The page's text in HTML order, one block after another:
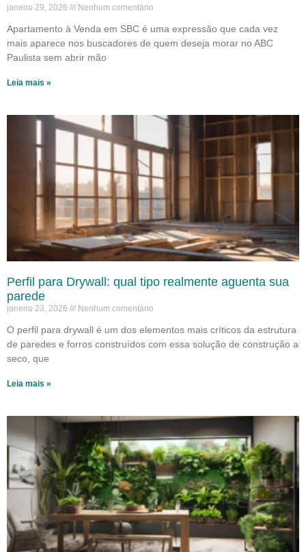
janeiro 29, 2026 Nenhum comentário
Apartamento à Venda em SBC é uma expressão que cada vez
mais aparece nos buscadores de quem deseja morar no ABC
Paulista sem abrir mão
Leia mais »
Perfil para Drywall: qual tipo realmente aguenta sua
parede
janeiro 23, 2026 Nenhum comentário
O perfil para drywall é um dos elementos mais críticos da estrutura
de paredes e forros construídos com essa solução de construção a
seco, que
Leia mais »